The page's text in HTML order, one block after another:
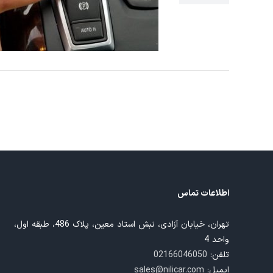
اطلاعات تماس
تهران، خیابان آزادی، نبش استاد معین، پلاک 486، طبقه اول،
واحد 4
تلفن: 02166046050
ایمیل: sales@nilicar.com